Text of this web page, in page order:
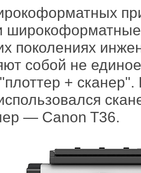
поколениях
собой не
+
— Canon T36.